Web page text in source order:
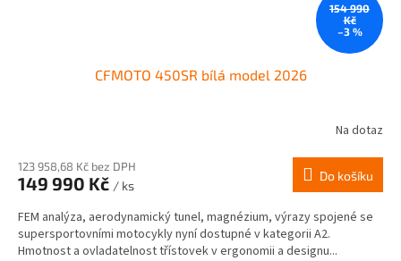
154 990
Kč
–3 %
CFMOTO 450SR bílá model 2026
Na dotaz
123 958,68 Kč bez DPH
149 990 Kč / ks
Do košíku
FEM analýza, aerodynamický tunel, magnézium, výrazy spojené se
supersportovními motocykly nyní dostupné v kategorii A2.
Hmotnost a ovladatelnost třístovek v ergonomii a designu...